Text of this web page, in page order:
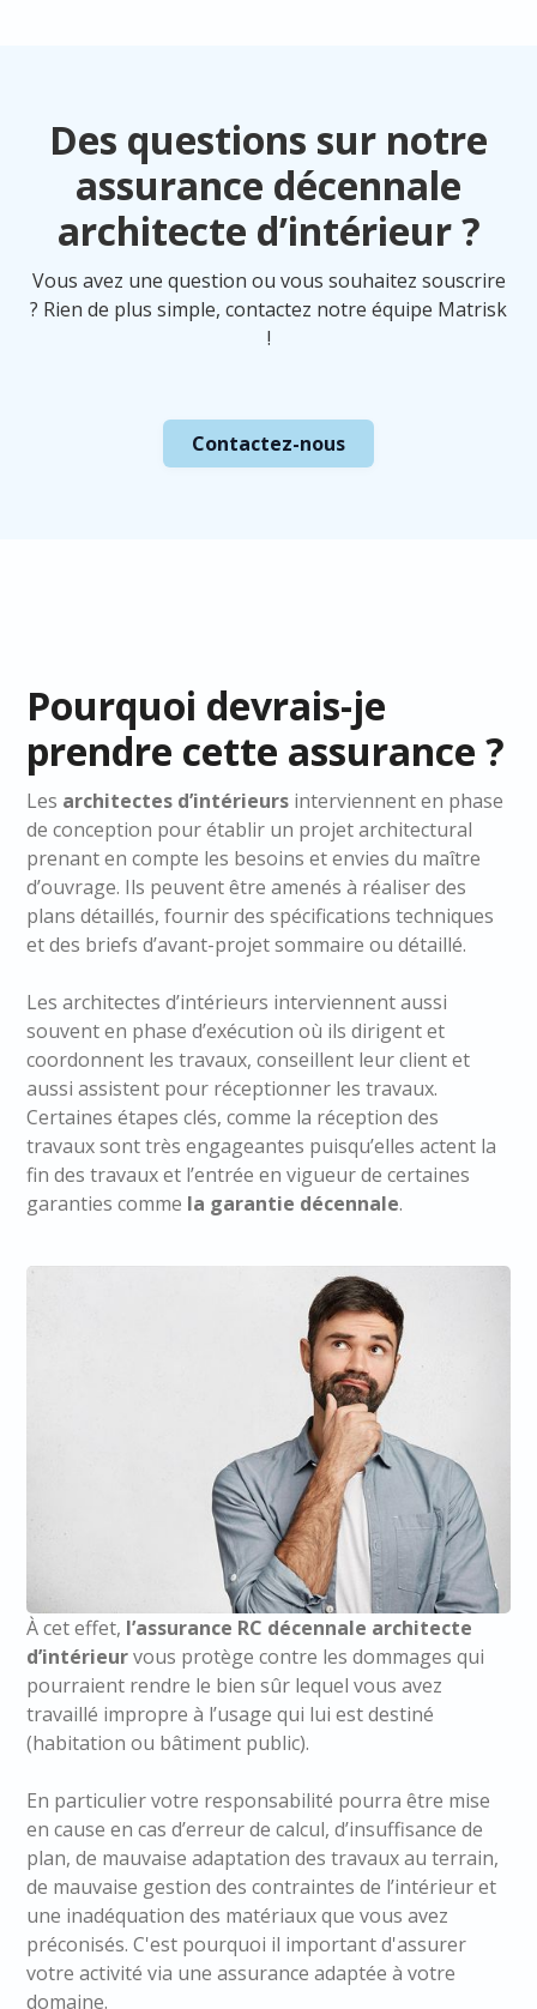
Des questions sur notre
assurance décennale
architecte d’intérieur ?
Vous avez une question ou vous souhaitez souscrire
? Rien de plus simple, contactez notre équipe Matrisk
!
Contactez-nous
Pourquoi devrais-je
prendre cette assurance ?
Les architectes d’intérieurs interviennent en phase
de conception pour établir un projet architectural
prenant en compte les besoins et envies du maître
d’ouvrage. Ils peuvent être amenés à réaliser des
plans détaillés, fournir des spécifications techniques
et des briefs d’avant-projet sommaire ou détaillé.
Les architectes d’intérieurs interviennent aussi
souvent en phase d’exécution où ils dirigent et
coordonnent les travaux, conseillent leur client et
aussi assistent pour réceptionner les travaux.
Certaines étapes clés, comme la réception des
travaux sont très engageantes puisqu’elles actent la
fin des travaux et l’entrée en vigueur de certaines
garanties comme la garantie décennale.
À cet effet, l’assurance RC décennale architecte
d’intérieurvous protège contre les dommages qui
pourraient rendre le bien sûr lequel vous avez
travaillé impropre à l’usage qui lui est destiné
(habitation ou bâtiment public).
En particulier votre responsabilité pourra être mise
en cause en cas d’erreur de calcul, d’insuffisance de
plan, de mauvaise adaptation des travaux au terrain,
de mauvaise gestion des contraintes de l’intérieur et
une inadéquation des matériaux que vous avez
préconisés. C'est pourquoi il important d'assurer
votre activité via une assurance adaptée à votre
domaine.